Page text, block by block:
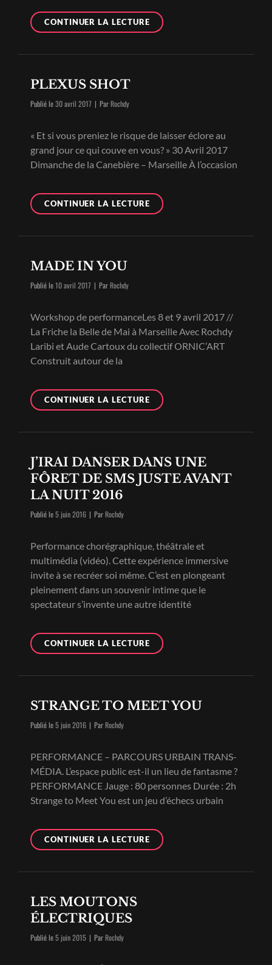
CONTINUER LA LECTUREJ’IRAI
MANGER
LA
FRONTIÈRE
PLEXUS SHOT
Publié le30 avril 2017 | ParByline
Rochdy
« Et si vous preniez le risque de laisser éclore au
grand jour ce qui couve en vous? » 30 Avril 2017
Dimanche de la Canebière – Marseille À l’occasion
CONTINUER LA LECTUREPLEXUS
SHOT
MADE IN YOU
Publié le10 avril 2017 | ParByline
Rochdy
Workshop de performanceLes 8 et 9 avril 2017 //
La Friche la Belle de Mai à Marseille Avec Rochdy
Laribi et Aude Cartoux du collectif ORNIC’ART
Construit autour de la
CONTINUER LA LECTUREMADE
IN
J’IRAI DANSER DANS UNE
FÔRET DE SMS JUSTE AVANT
LA NUIT 2016
Publié le5 juin 2016 | ParByline
Rochdy
Performance chorégraphique, théâtrale et
multimédia (vidéo). Cette expérience immersive
invite à se recréer soi même. C’est en plongeant
pleinement dans un souvenir intime que le
spectateur s’invente une autre identité
CONTINUER LA LECTUREJ’IRAI
DANSER
DE
LA
NUIT
2016
STRANGE TO MEET YOU
Publié le5 juin 2016 | ParByline
Rochdy
PERFORMANCE – PARCOURS URBAIN TRANS-
MÉDIA. L’espace public est-il un lieu de fantasme ?
PERFORMANCE Jauge : 80 personnes Durée : 2h
Strange to Meet You est un jeu d’échecs urbain
CONTINUER LA LECTURESTRANGE
TO
LES MOUTONS
ÉLECTRIQUES
Publié le5 juin 2015 | ParByline
Rochdy